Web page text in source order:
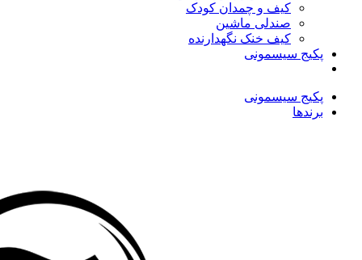
کیف و چمدان کودک
صندلی ماشین
کیف خنک نگهدارنده
پکیج سیسمونی
پکیج سیسمونی
برندها